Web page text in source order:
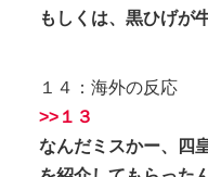
もしくは、黒ひげが
１４：海外の反応
>>１３
なんだミスかー、四